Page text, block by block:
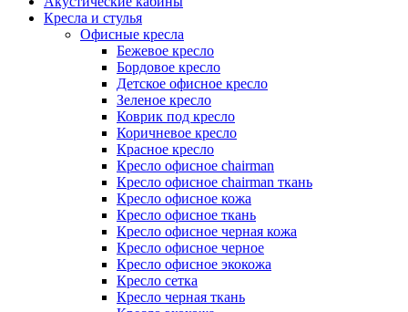
Кресла и стулья
Офисные кресла
Бежевое кресло
Бордовое кресло
Детское офисное кресло
Зеленое кресло
Коврик под кресло
Коричневое кресло
Красное кресло
Кресло офисное chairman
Кресло офисное chairman ткань
Кресло офисное кожа
Кресло офисное ткань
Кресло офисное черная кожа
Кресло офисное черное
Кресло офисное экокожа
Кресло сетка
Кресло черная ткань